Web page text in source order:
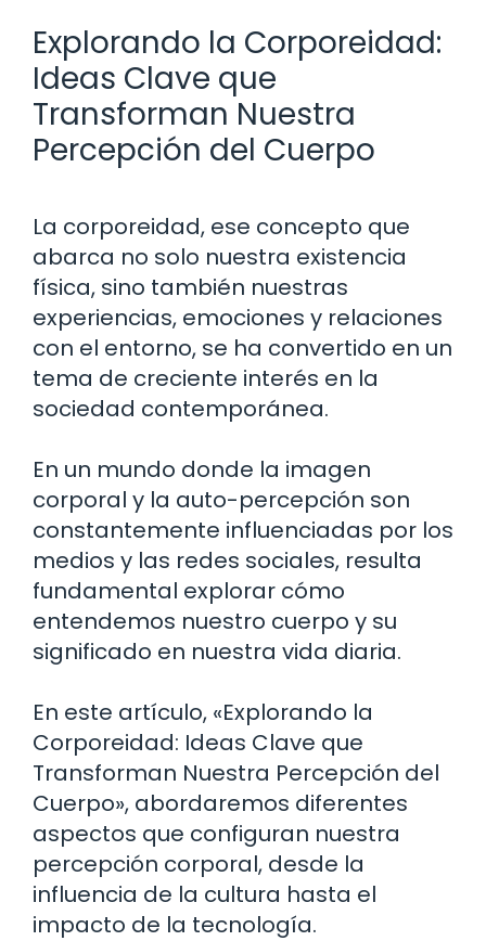
Explorando la Corporeidad:
Ideas Clave que
Transforman Nuestra
Percepción del Cuerpo
La corporeidad, ese concepto que
abarca no solo nuestra existencia
física, sino también nuestras
experiencias, emociones y relaciones
con el entorno, se ha convertido en un
tema de creciente interés en la
sociedad contemporánea.
En un mundo donde la imagen
corporal y la auto-percepción son
constantemente influenciadas por los
medios y las redes sociales, resulta
fundamental explorar cómo
entendemos nuestro cuerpo y su
significado en nuestra vida diaria.
En este artículo, «Explorando la
Corporeidad: Ideas Clave que
Transforman Nuestra Percepción del
Cuerpo», abordaremos diferentes
aspectos que configuran nuestra
percepción corporal, desde la
influencia de la cultura hasta el
impacto de la tecnología.